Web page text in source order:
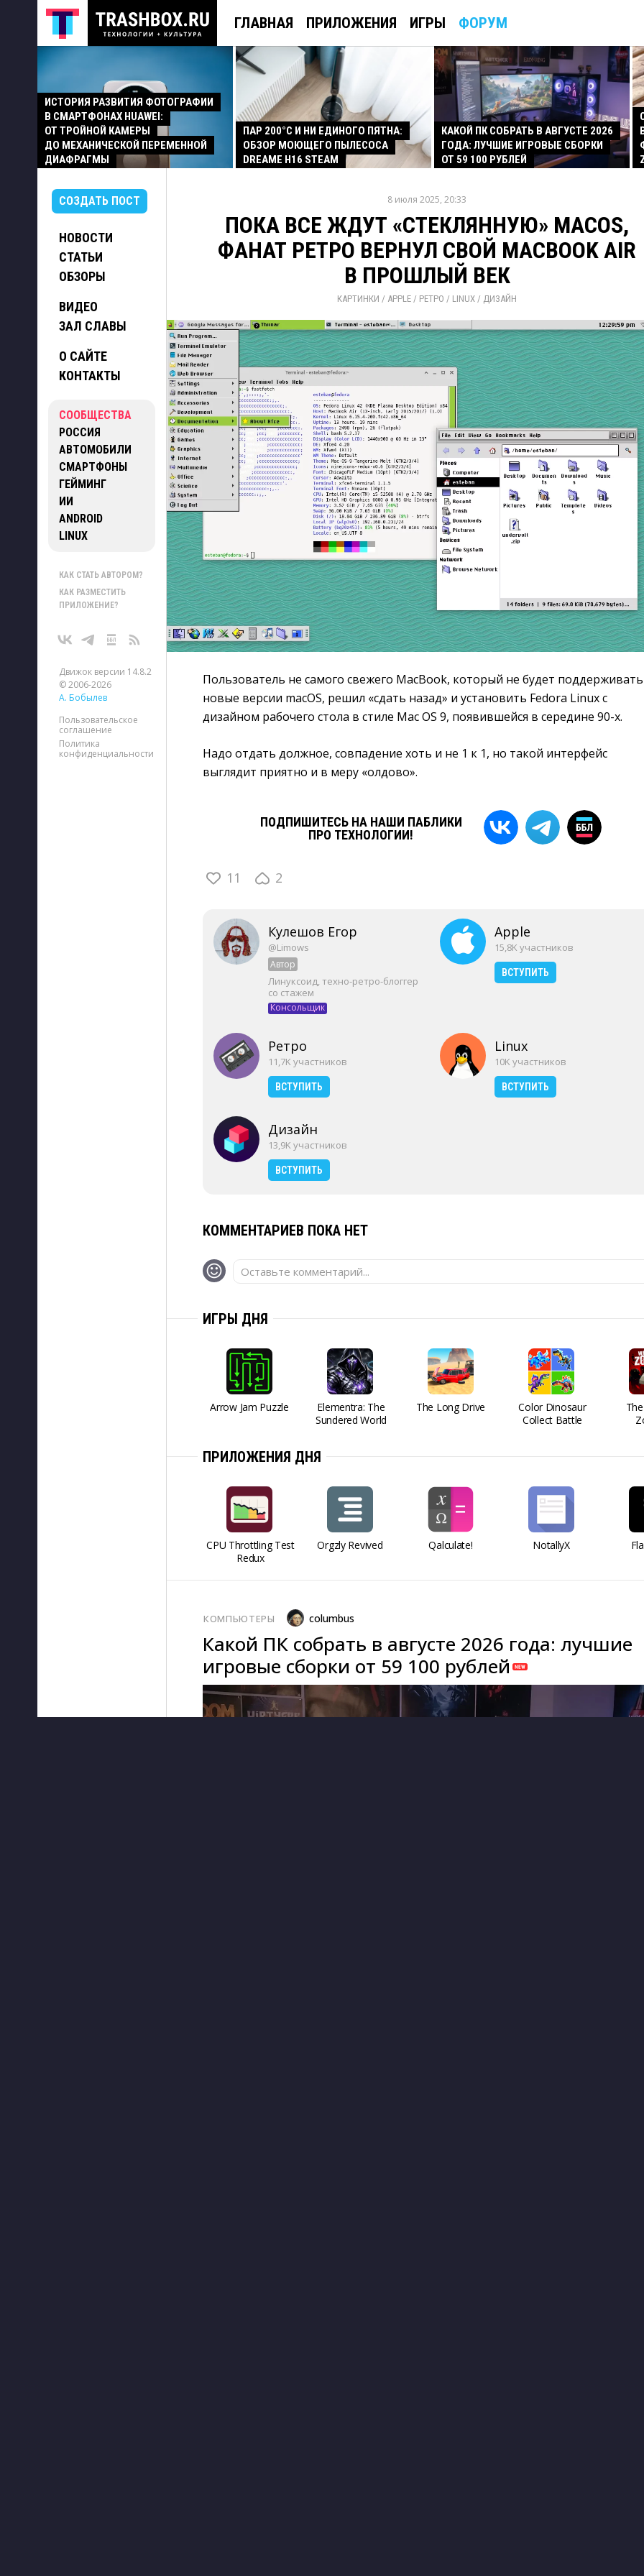
ГЛАВНАЯ ПРИЛОЖЕНИЯ ИГРЫ ФОРУМ
ИСТОРИЯ РАЗВИТИЯ ФОТОГРАФИИ
В СМАРТФОНАХ HUAWEI:
ОТ ТРОЙНОЙ КАМЕРЫ
ДО МЕХАНИЧЕСКОЙ ПЕРЕМЕННОЙ
ДИАФРАГМЫ
ПАР 200°C И НИ ЕДИНОГО ПЯТНА:
ОБЗОР МОЮЩЕГО ПЫЛЕСОСА
DREAME H16 STEAM
КАКОЙ ПК СОБРАТЬ В АВГУСТЕ 2026
ГОДА: ЛУЧШИЕ ИГРОВЫЕ СБОРКИ
ОТ 59 100 РУБЛЕЙ
СОЗДАТЬ ПОСТ
НОВОСТИ
СТАТЬИ
ОБЗОРЫ
ВИДЕО
ЗАЛ СЛАВЫ
О САЙТЕ
КОНТАКТЫ
СООБЩЕСТВА
РОССИЯ
АВТОМОБИЛИ
СМАРТФОНЫ
ГЕЙМИНГ
ИИ
ANDROID
LINUX
КАК СТАТЬ АВТОРОМ?
КАК РАЗМЕСТИТЬ
ПРИЛОЖЕНИЕ?
Движок версии 14.8.2
© 2006-2026
А. Бобылев
Пользовательское
соглашение
Политика
конфиденциальности
8 июля 2025, 20:33
ПОКА ВСЕ ЖДУТ «СТЕКЛЯННУЮ» MACOS,
ФАНАТ РЕТРО ВЕРНУЛ СВОЙ MACBOOK AIR
В ПРОШЛЫЙ ВЕК
КАРТИНКИ / APPLE / РЕТРО / LINUX / ДИЗАЙН
Пользователь не самого свежего MacBook, который не будет поддерживать
новые версии macOS, решил «сдать назад» и установить Fedora Linux с
дизайном рабочего стола в стиле Mac OS 9, появившейся в середине 90-х.
Надо отдать должное, совпадение хоть и не 1 к 1, но такой интерфейс
выглядит приятно и в меру «олдово».
ПОДПИШИТЕСЬ НА НАШИ ПАБЛИКИ
ПРО ТЕХНОЛОГИИ!
11 2
Кулешов Егор
@Limows
Автор
Линуксоид, техно-ретро-блоггер
со стажем
Консольщик
Apple
15,8K участников
ВСТУПИТЬ
Ретро
11,7K участников
ВСТУПИТЬ
Linux
10K участников
ВСТУПИТЬ
Дизайн
13,9K участников
ВСТУПИТЬ
КОММЕНТАРИЕВ ПОКА НЕТ
Оставьте комментарий...
ИГРЫ ДНЯ
Arrow Jam Puzzle
Elementra: The
Sundered World
The Long Drive
Color Dinosaur
Collect Battle
ПРИЛОЖЕНИЯ ДНЯ
CPU Throttling Test
Redux
Orgzly Revived Qalculate! NotallyX
КОМПЬЮТЕРЫ columbus
Какой ПК собрать в августе 2026 года: лучшие
игровые сборки от 59 100 рублей